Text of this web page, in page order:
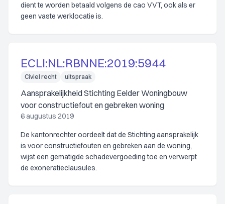
dient te worden betaald volgens de cao VVT, ook als er
geen vaste werklocatie is.
ECLI:NL:RBNNE:2019:5944
Civiel recht uitspraak
Aansprakelijkheid Stichting Eelder Woningbouw
voor constructiefout en gebreken woning
6 augustus 2019
De kantonrechter oordeelt dat de Stichting aansprakelijk
is voor constructiefouten en gebreken aan de woning,
wijst een gematigde schadevergoeding toe en verwerpt
de exoneratieclausules.